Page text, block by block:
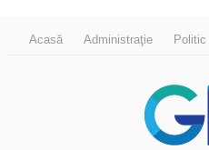
Acasă Administraţie Politic